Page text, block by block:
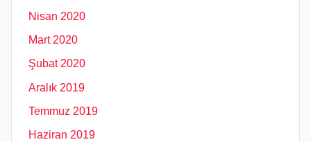
Nisan 2020
Mart 2020
Şubat 2020
Aralık 2019
Temmuz 2019
Haziran 2019